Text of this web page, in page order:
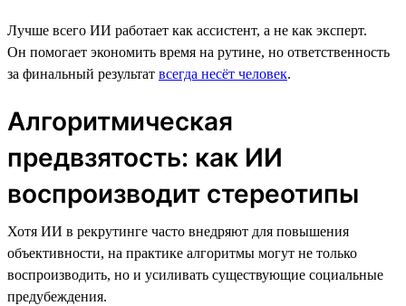
Лучше всего ИИ работает как ассистент, а не как эксперт.
Он помогает экономить время на рутине, но ответственность
за финальный результат всегда несёт человек.
Алгоритмическая
предвзятость: как ИИ
воспроизводит стереотипы
Хотя ИИ в рекрутинге часто внедряют для повышения
объективности, на практике алгоритмы могут не только
воспроизводить, но и усиливать существующие социальные
предубеждения.